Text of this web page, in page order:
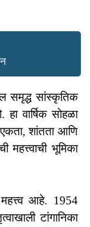
समृद्ध सांस्कृतिक
वार्षिक सोहळा
शांतता आणि
महत्त्वाची भूमिका
महत्त्व आहे. 1954
टांगानिका